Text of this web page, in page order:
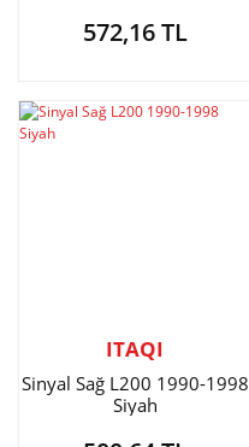
572,16 TL
ITAQI
Sinyal Sağ L200 1990-1998
Siyah